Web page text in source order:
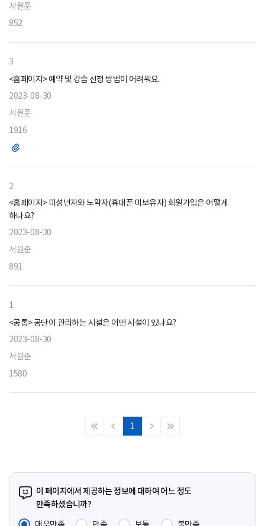
서원준
852
3
<홈페이지> 예약 및 강습 신청 방법이 어려워요.
2023-08-30
서원준
1916
파
2
<홈페이지> 미성년자와 노약자(휴대폰 미보유자) 회원가입은 어떻게
하나요?
2023-08-30
서원준
891
1
<공통> 공단이 관리하는 시설은 어떤 시설이 있나요?
2023-08-30
서원준
1580
처
이
지
이
이
지
1
다
이
지
마
페
이
이 페이지에서 제공하는 정보에 대하여 어느 정도
만족하셨습니까?